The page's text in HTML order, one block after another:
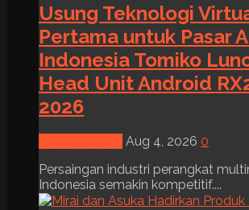
Usung Teknologi
Pertama untuk Pasar
Indonesia Tomiko
Head Unit Android
2026
Aug 4, 2026 0
Persaingan industri perangkat
Indonesia semakin kompetitif....